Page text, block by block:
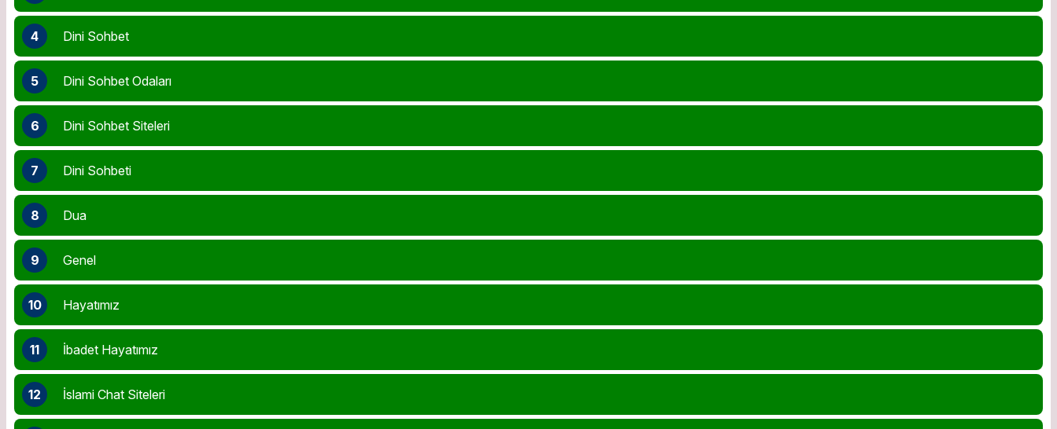
4 Dini Sohbet
5 Dini Sohbet Odaları
6 Dini Sohbet Siteleri
7 Dini Sohbeti
8 Dua
9 Genel
10 Hayatımız
11 İbadet Hayatımız
12 İslami Chat Siteleri